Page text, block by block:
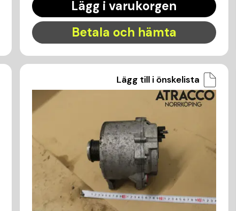
Lägg i varukorgen
Betala och hämta
Lägg till i önskelista